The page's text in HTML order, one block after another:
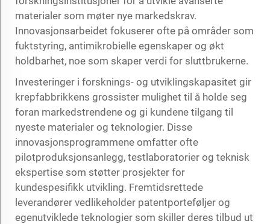
materialer som møter nye markedskrav.
Innovasjonsarbeidet fokuserer ofte på områder som
fuktstyring, antimikrobielle egenskaper og økt
holdbarhet, noe som skaper verdi for sluttbrukerne.
Investeringer i forsknings- og utviklingskapasitet gir
krepfabbrikkens grossister mulighet til å holde seg
foran markedstrendene og gi kundene tilgang til
nyeste materialer og teknologier. Disse
innovasjonsprogrammene omfatter ofte
pilotproduksjonsanlegg, testlaboratorier og teknisk
ekspertise som støtter prosjekter for
kundespesifikk utvikling. Fremtidsrettede
leverandører vedlikeholder patentporteføljer og
egenutviklede teknologier som skiller deres tilbud ut